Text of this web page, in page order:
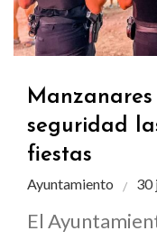
seguridad
fiestas
Ayuntamiento 30
El